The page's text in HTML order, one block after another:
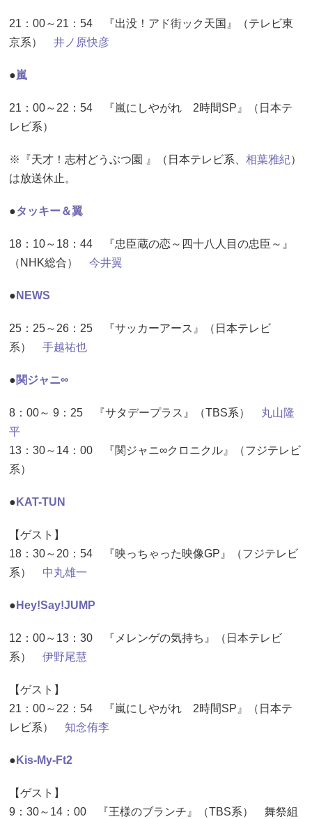
21：00～21：54 『出没！アド街ック天国』（テレビ東
京系） 井ノ原快彦
●嵐
21：00～22：54 『嵐にしやがれ 2時間SP』（日本テ
レビ系）
※『天才！志村どうぶつ園 』（日本テレビ系、 相葉雅紀）
は放送休止。
●タッキー＆翼
18：10～18：44 『忠臣蔵の恋～四十八人目の忠臣～』
（NHK総合） 今井翼
● NEWS
25：25～26：25 『サッカーアース』（日本テレビ
系） 手越祐也
●関ジャニ∞
8：00～ 9：25 『サタデープラス』（TBS系） 丸山隆
平
13：30～14：00 『関ジャニ∞クロニクル』（フジテレビ
系）
● KAT-TUN
【ゲスト】
18：30～20：54 『映っちゃった映像GP』（フジテレビ
系） 中丸雄一
● Hey!Say!JUMP
12：00～13：30 『メレンゲの気持ち』（日本テレビ
系） 伊野尾慧
【ゲスト】
21：00～22：54 『嵐にしやがれ 2時間SP』（日本テ
レビ系） 知念侑李
● Kis-My-Ft2
【ゲスト】
9：30～14：00 『王様のブランチ』（TBS系） 舞祭組